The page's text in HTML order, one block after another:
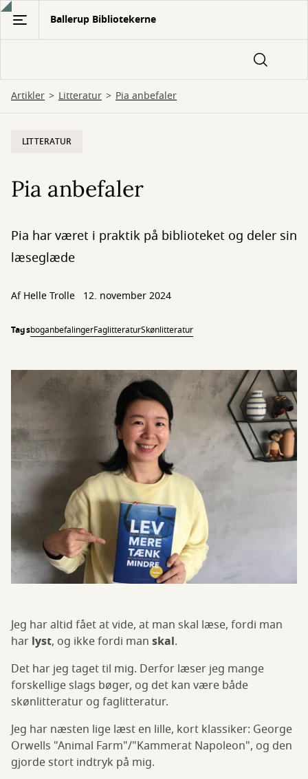
Gå
hovedindhold
Ballerup Bibliotekerne
Artikler Litteratur Pia anbefaler
LITTERATUR
Pia anbefaler
Pia har været i praktik på biblioteket og deler sin
læseglæde
AfHelle Trolle 12. november 2024
TagsboganbefalingerFaglitteraturSkønlitteratur
Jeg har altid fået at vide, at man skal læse, fordi man
har lyst, og ikke fordi man skal.
Det har jeg taget til mig. Derfor læser jeg mange
forskellige slags bøger, og det kan være både
skønlitteratur og faglitteratur.
Jeg har næsten lige læst en lille, kort klassiker: George
Orwells "Animal Farm"/"Kammerat Napoleon", og den
gjorde stort indtryk på mig.